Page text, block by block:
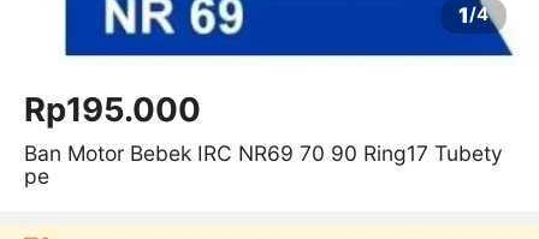
1/4
Rp195.000
Ban Motor Bebek IRC NR69 70 90 Ring17 Tubety
pe